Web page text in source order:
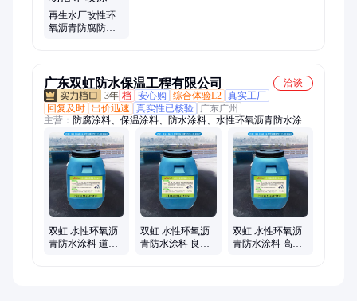
再生水厂改性环
氧沥青防腐防水
广东双虹防水保温工程有限公司
洽谈
3年 档 安心购 综合体验L2 真实工厂
回复及时 出价迅速 真实性已核验
广东广州
主营： 防腐涂料、保温涂料、防水涂料、水性环氧沥青防水涂
料、防水卷材、无机硅声能凝胶、路桥防水涂料、金属防锈漆、
隔热涂料、吸音涂料、补漏王、瓷砖胶、聚氨酯、隔音涂料
双虹 水性环氧沥
青防水涂料 道路
双虹 水性环氧沥
青防水涂料 良好
双虹 水性环氧沥
青防水涂料 高分